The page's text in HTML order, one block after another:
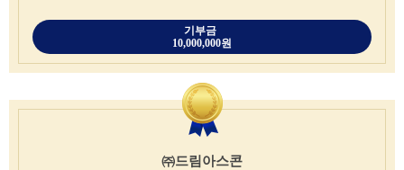
기부금
10,000,000원
㈜드림아스콘